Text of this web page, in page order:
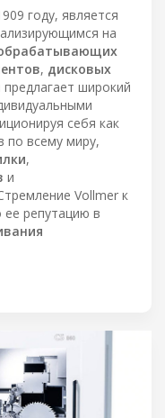
году, является
на
, дисковых
широкий
себя как
по всему миру,
,
и
Vollmer к
ее репутацию в